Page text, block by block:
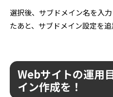
選択後、サブドメイン名を入
たあと、サブドメイン設定を追
Webサイトの運用
イン作成を！